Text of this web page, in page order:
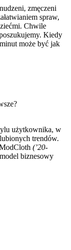
zmęczeni
spraw,
Chwile
Kiedy
może być jak
użytkownika, w
trendów.
(’20-
biznesowy